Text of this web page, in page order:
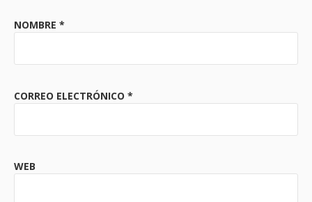
NOMBRE *
CORREO ELECTRÓNICO *
WEB